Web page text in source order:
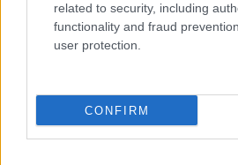
related to security, including
functionality and fraud
user protection.
CONFIRM